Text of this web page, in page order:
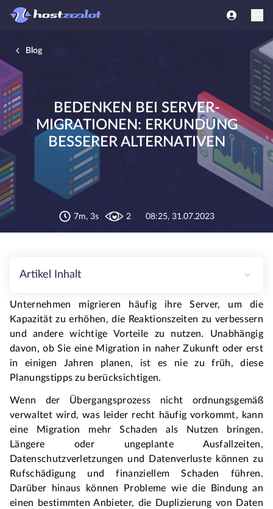
Blog
BEDENKEN BEI SERVER-
MIGRATIONEN: ERKUNDUNG
BESSERER ALTERNATIVEN
7m, 3s 2 08:25, 31.07.2023
Artikel Inhalt
Unternehmen migrieren häufig ihre Server, um die
Kapazität zu erhöhen, die Reaktionszeiten zu verbessern
und andere wichtige Vorteile zu nutzen. Unabhängig
davon, ob Sie eine Migration in naher Zukunft oder erst
in einigen Jahren planen, ist es nie zu früh, diese
Planungstipps zu berücksichtigen.
Wenn der Übergangsprozess nicht ordnungsgemäß
verwaltet wird, was leider recht häufig vorkommt, kann
eine Migration mehr Schaden als Nutzen bringen.
Längere oder ungeplante Ausfallzeiten,
Datenschutzverletzungen und Datenverluste können zu
Rufschädigung und finanziellem Schaden führen.
Darüber hinaus können Probleme wie die Bindung an
einen bestimmten Anbieter, die Duplizierung von Daten